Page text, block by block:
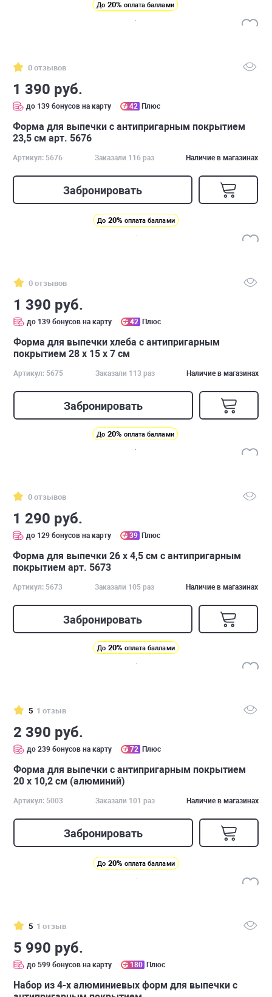
До 20% оплата баллами
0 отзывов
1 390 руб.
до 139 бонусов на карту 42 Плюс
Форма для выпечки с антипригарным покрытием
23,5 см арт. 5676
Артикул: 5676 Заказали 116 раз Наличие в магазинах
Забронировать
До 20% оплата баллами
0 отзывов
1 390 руб.
до 139 бонусов на карту 42 Плюс
Форма для выпечки хлеба с антипригарным
покрытием 28 x 15 x 7 см
Артикул: 5675 Заказали 113 раз Наличие в магазинах
Забронировать
До 20% оплата баллами
0 отзывов
1 290 руб.
до 129 бонусов на карту 39 Плюс
Форма для выпечки 26 х 4,5 см с антипригарным
покрытием арт. 5673
Артикул: 5673 Заказали 105 раз Наличие в магазинах
Забронировать
До 20% оплата баллами
5 1 отзыв
2 390 руб.
до 239 бонусов на карту 72 Плюс
Форма для выпечки с антипригарным покрытием
20 х 10,2 см (алюминий)
Артикул: 5003 Заказали 101 раз Наличие в магазинах
Забронировать
До 20% оплата баллами
5 1 отзыв
5 990 руб.
до 599 бонусов на карту 180 Плюс
Набор из 4-х алюминиевых форм для выпечки с